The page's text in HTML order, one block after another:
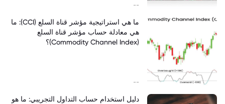
--
ما هي استراتيجية مؤشر قناة السلع (CCI): ما
هي معادلة حساب مؤشر قناة السلع
(Commodity Channel Index)؟
--
دليل استخدام حساب التداول التجريبي: ما هو